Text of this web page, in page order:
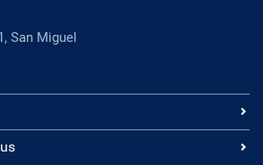
San Miguel